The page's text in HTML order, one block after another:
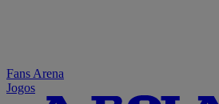
Fans Arena
Jogos